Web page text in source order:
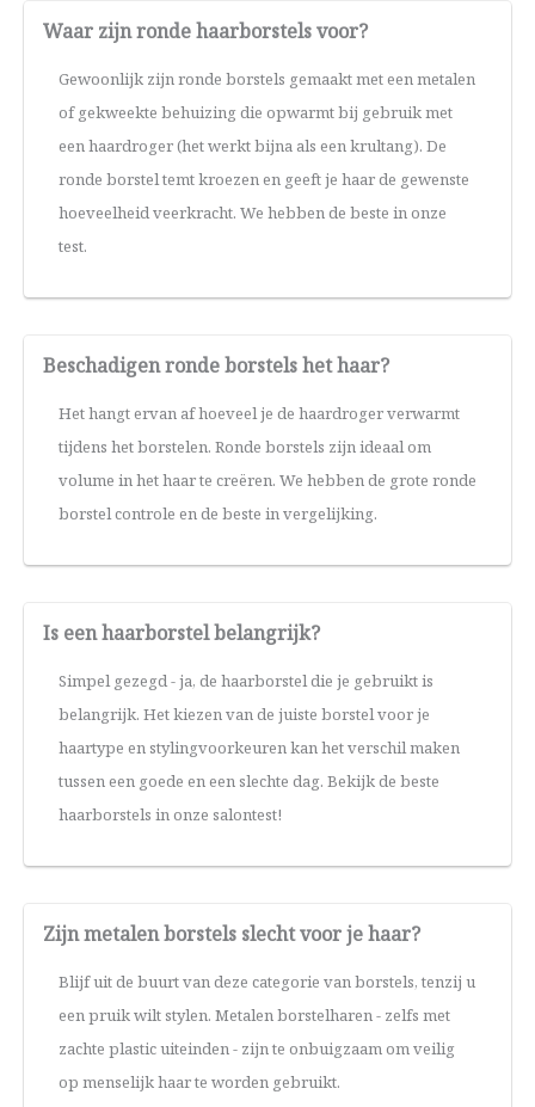
Waar zijn ronde haarborstels voor?
Gewoonlijk zijn ronde borstels gemaakt met een metalen
of gekweekte behuizing die opwarmt bij gebruik met
een haardroger (het werkt bijna als een krultang). De
ronde borstel temt kroezen en geeft je haar de gewenste
hoeveelheid veerkracht. We hebben de beste in onze
test.
Beschadigen ronde borstels het haar?
Het hangt ervan af hoeveel je de haardroger verwarmt
tijdens het borstelen. Ronde borstels zijn ideaal om
volume in het haar te creëren. We hebben de grote ronde
borstel controle en de beste in vergelijking.
Is een haarborstel belangrijk?
Simpel gezegd - ja, de haarborstel die je gebruikt is
belangrijk. Het kiezen van de juiste borstel voor je
haartype en stylingvoorkeuren kan het verschil maken
tussen een goede en een slechte dag. Bekijk de beste
haarborstels in onze salontest!
Zijn metalen borstels slecht voor je haar?
Blijf uit de buurt van deze categorie van borstels, tenzij u
een pruik wilt stylen. Metalen borstelharen - zelfs met
zachte plastic uiteinden - zijn te onbuigzaam om veilig
op menselijk haar te worden gebruikt.